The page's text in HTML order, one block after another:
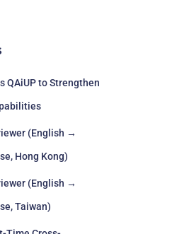
QAiUP to Strengthen
(English →
Hong Kong)
(English →
Taiwan)